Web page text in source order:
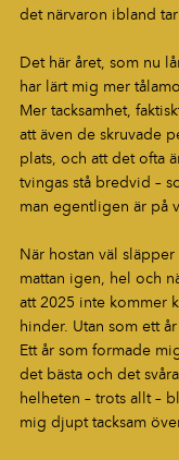
det närvaron ibland
Det här året, som nu
har lärt mig mer
Mer tacksamhet,
att även de skruvade
plats, och att det ofta
tvingas stå bredvid –
man egentligen är på
När hostan väl
mattan igen, hel och
att 2025 inte kommer
hinder. Utan som ett
Ett år som formade
det bästa och det
helheten – trots allt –
mig djupt tacksam